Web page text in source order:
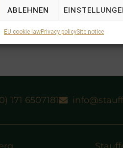
ABLEHNEN
EU cookie lawPrivacy policySite notice
171 6507181